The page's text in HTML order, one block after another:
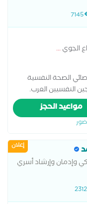
7145
الجوي...
الصحة النفسية
النفسيين العرب.
نيو يورك . دكتوراة
ملاذ للعلوم النفسية
مواعيد الحجز
إعلان
وإدمان وإرشاد أسري
2312